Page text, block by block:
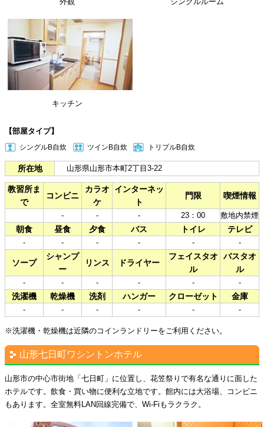
外観 シングルルーム
キッチン
【部屋タイプ】
シングルB自炊
ツインB自炊 トリプルB自炊
所在地 山形県山形市本町2丁目3-22
教習所ま
で
コンビニ
カラオ
ケ
インターネッ
ト
門限 喫煙情報
- - - 23：00 敷地内禁煙
朝食 昼食 夕食 バス トイレ テレビ
- - - - - -
ソープ
シャンプ
ー
リンス ドライヤー
フェイスタオ
ル
バスタオ
ル
- - - - - -
洗濯機 乾燥機 洗剤 ハンガー クローゼット 金庫
- - - - - -
※洗濯機・乾燥機は近隣のコインランドリーをご利用ください。
山形七日町ワシントンホテル
山形市の中心市街地「七日町」に位置し、花笠祭りで有名な通りに面した
ホテルです。飲食・買い物に便利な立地です。館内には大浴場、コンビニ
もあります。全室無料LAN回線完備で、Wi-Fiもラクラク。